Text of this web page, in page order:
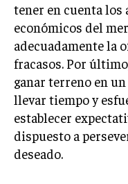
TALENTOS
RECURSOS
TALENTO
GESTIÓN
tener en cuenta los
económicos del
adecuadamente la
fracasos. Por
ganar terreno en
llevar tiempo y
establecer
dispuesto a
deseado.